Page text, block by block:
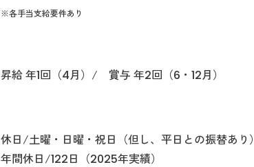
※各手当支給要件あり
昇給 年1回（4月）/ 賞与 年2回（6・12月）
休日/土曜・日曜・祝日（但し、平日との振替あり）
年間休日/122日（2025年実績）